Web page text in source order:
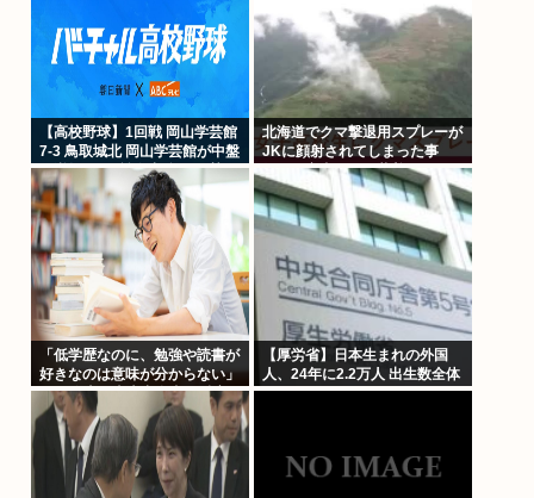
【高校野球】1回戦 岡山学芸館
7-3 鳥取城北 岡山学芸館が中盤
に逆転し2回戦進出 鳥取県勢、
夏の甲子園11連敗
北海道でクマ撃退用スプレーが
JKに顔射されてしまった事
故、引率者が腰に装着していた
ものが枝に引っかかり誤噴射と
判明
「低学歴なのに、勉強や読書が
好きなのは意味が分からない」
SNS炎上に東大出身者が反応。
「高学歴=地頭もいい」という
認識が間違っているワケ
【厚労省】日本生まれの外国
人、24年に2.2万人 出生数全体
の3.2%